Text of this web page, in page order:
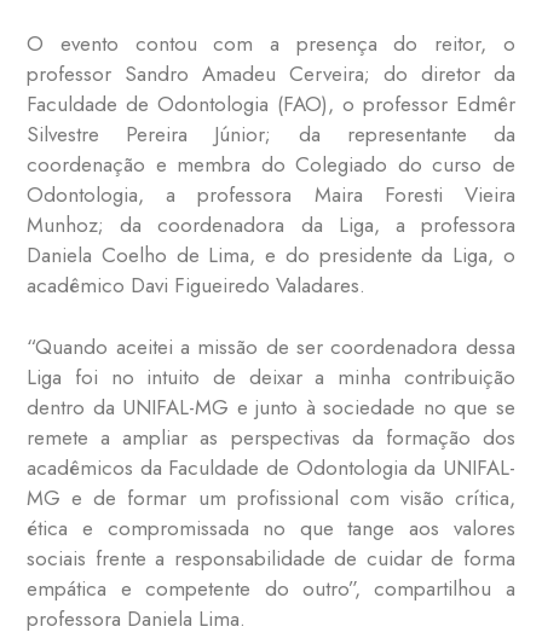
O evento contou com a presença do reitor, o
professor Sandro Amadeu Cerveira; do diretor da
Faculdade de Odontologia (FAO), o professor Edmêr
Silvestre Pereira Júnior; da representante da
coordenação e membra do Colegiado do curso de
Odontologia, a professora Maira Foresti Vieira
Munhoz; da coordenadora da Liga, a professora
Daniela Coelho de Lima, e do presidente da Liga, o
acadêmico Davi Figueiredo Valadares.
“Quando aceitei a missão de ser coordenadora dessa
Liga foi no intuito de deixar a minha contribuição
dentro da UNIFAL-MG e junto à sociedade no que se
remete a ampliar as perspectivas da formação dos
acadêmicos da Faculdade de Odontologia da UNIFAL-
MG e de formar um profissional com visão crítica,
ética e compromissada no que tange aos valores
sociais frente a responsabilidade de cuidar de forma
empática e competente do outro”, compartilhou a
professora Daniela Lima.